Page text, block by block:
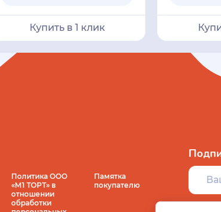
Купить в 1 клик
Политика ООО
«М1 ТОРТ» в
отношении
обработки
Памятка
покупателю